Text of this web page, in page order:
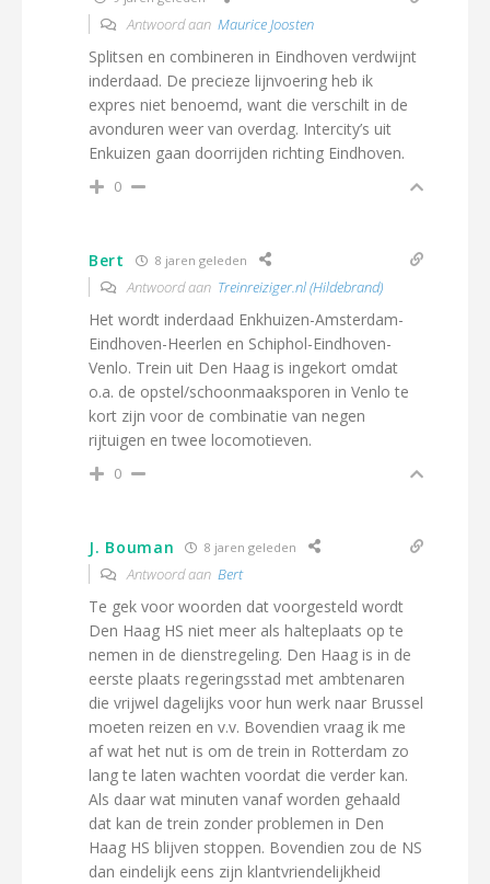
Antwoord aan Maurice Joosten
Splitsen en combineren in Eindhoven verdwijnt
inderdaad. De precieze lijnvoering heb ik
expres niet benoemd, want die verschilt in de
avonduren weer van overdag. Intercity’s uit
Enkuizen gaan doorrijden richting Eindhoven.
0
Bert 8 jaren geleden
Antwoord aan Treinreiziger.nl (Hildebrand)
Het wordt inderdaad Enkhuizen-Amsterdam-
Eindhoven-Heerlen en Schiphol-Eindhoven-
Venlo. Trein uit Den Haag is ingekort omdat
o.a. de opstel/schoonmaaksporen in Venlo te
kort zijn voor de combinatie van negen
rijtuigen en twee locomotieven.
0
J. Bouman 8 jaren geleden
Antwoord aan Bert
Te gek voor woorden dat voorgesteld wordt
Den Haag HS niet meer als halteplaats op te
nemen in de dienstregeling. Den Haag is in de
eerste plaats regeringsstad met ambtenaren
die vrijwel dagelijks voor hun werk naar Brussel
moeten reizen en v.v. Bovendien vraag ik me
af wat het nut is om de trein in Rotterdam zo
lang te laten wachten voordat die verder kan.
Als daar wat minuten vanaf worden gehaald
dat kan de trein zonder problemen in Den
Haag HS blijven stoppen. Bovendien zou de NS
dan eindelijk eens zijn klantvriendelijkheid